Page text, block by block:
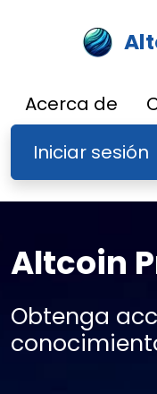
Acerca de
Iniciar sesión
Altcoin
Obtenga